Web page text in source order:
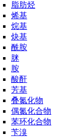
脂肪烃
烯基
烷基
炔基
酰胺
脒
胺
酸酐
芳基
叠氮化物
偶氮化合物
苯环化合物
苄溴